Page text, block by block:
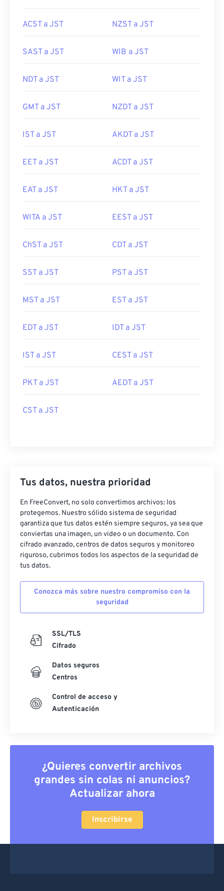
ACST a JST NZST a JST
SAST a JST WIB a JST
NDT a JST WIT a JST
GMT a JST NZDT a JST
IST a JST AKDT a JST
EET a JST ACDT a JST
EAT a JST HKT a JST
WITA a JST EEST a JST
ChST a JST CDT a JST
SST a JST PST a JST
MST a JST EST a JST
EDT a JST IDT a JST
IST a JST CEST a JST
PKT a JST AEDT a JST
CST a JST
Tus datos, nuestra prioridad
En FreeConvert, no solo convertimos archivos: los
protegemos. Nuestro sólido sistema de seguridad
garantiza que tus datos estén siempre seguros, ya sea que
conviertas una imagen, un video o un documento. Con
cifrado avanzado, centros de datos seguros y monitoreo
riguroso, cubrimos todos los aspectos de la seguridad de
tus datos.
Conozca más sobre nuestro compromiso con la
seguridad
SSL/TLS
Cifrado
Datos seguros
Centros
Control de acceso y
Autenticación
¿Quieres convertir archivos
grandes sin colas ni anuncios?
Actualizar ahora
Inscribirse